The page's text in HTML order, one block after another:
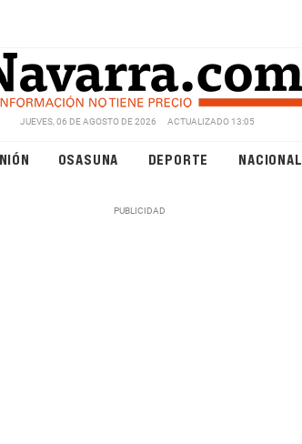
JUEVES, 06 DE AGOSTO DE 2026 ACTUALIZADO 13:05
OSASUNA DEPORTE NACIONAL